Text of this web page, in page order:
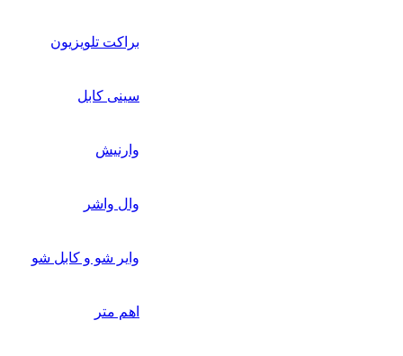
براکت تلویزیون
سینی کابل
وارنیش
وال واشر
وایر شو و کابل شو
اهم متر